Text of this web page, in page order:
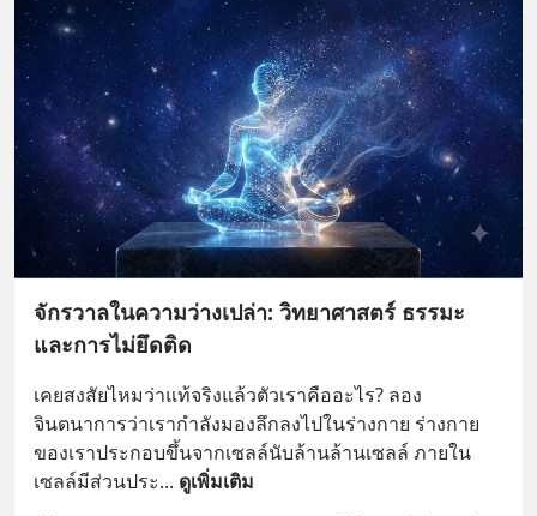
จักรวาลในความว่างเปล่า: วิทยาศาสตร์ ธรรมะ
และการไม่ยึดติด
เคยสงสัยไหมว่าแท้จริงแล้วตัวเราคืออะไร? ลอง
จินตนาการว่าเรากำลังมองลึกลงไปในร่างกาย ร่างกาย
ของเราประกอบขึ้นจากเซลล์นับล้านล้านเซลล์ ภายใน
เซลล์มีส่วนประ... ดูเพิ่มเติม